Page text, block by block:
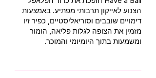
הצנוע לאייקון תרבותי מפתיע. באמצעות
דימויים שובבים וסוריאליסטיים, כפיר זיו
מזמין את הצופה לגלות פליאה, הומור
ומשמעות בתוך היומיומי והמוכר.